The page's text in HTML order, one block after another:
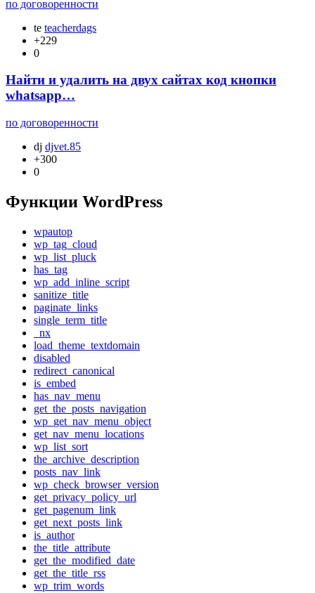
по договоренности
te teacherdags
+229
0
Найти и удалить на двух сайтах код кнопки
whatsapp…
по договоренности
dj djvet.85
+300
0
Функции WordPress
wpautop
wp_tag_cloud
wp_list_pluck
has_tag
wp_add_inline_script
sanitize_title
paginate_links
single_term_title
_nx
load_theme_textdomain
disabled
redirect_canonical
is_embed
has_nav_menu
get_the_posts_navigation
wp_get_nav_menu_object
get_nav_menu_locations
wp_list_sort
the_archive_description
posts_nav_link
wp_check_browser_version
get_privacy_policy_url
get_pagenum_link
get_next_posts_link
is_author
the_title_attribute
get_the_modified_date
get_the_title_rss
wp_trim_words